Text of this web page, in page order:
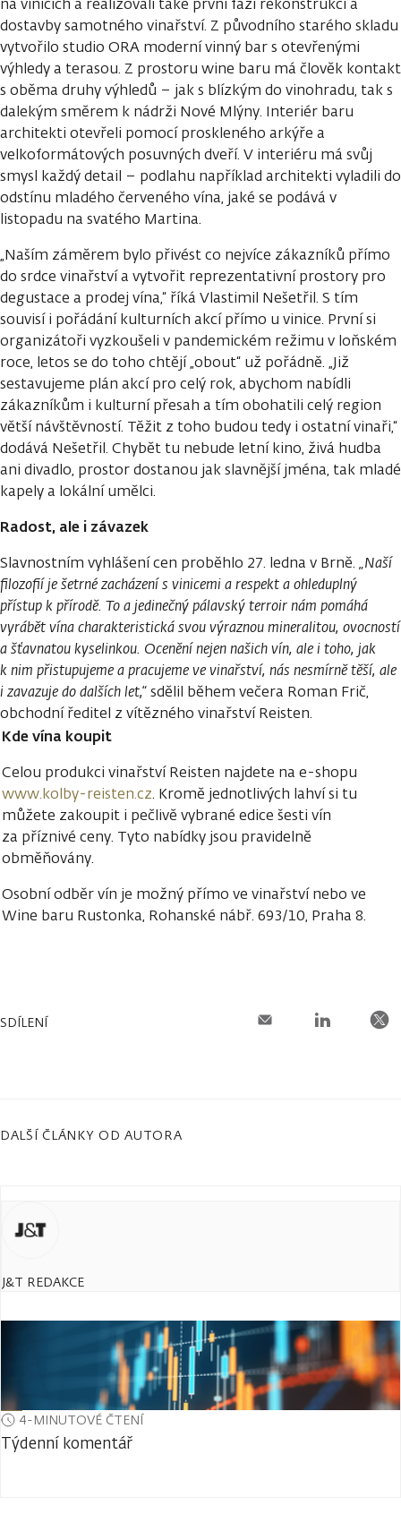
dostavby samotného vinařství. Z původního starého skladu
vytvořilo studio ORA moderní vinný bar s otevřenými
výhledy a terasou. Z prostoru wine baru má člověk kontakt
s oběma druhy výhledů – jak s blízkým do vinohradu, tak s
dalekým směrem k nádrži Nové Mlýny. Interiér baru
architekti otevřeli pomocí proskleného arkýře a
velkoformátových posuvných dveří. V interiéru má svůj
smysl každý detail – podlahu například architekti vyladili do
odstínu mladého červeného vína, jaké se podává v
listopadu na svatého Martina.
„Naším záměrem bylo přivést co nejvíce zákazníků přímo
do srdce vinařství a vytvořit reprezentativní prostory pro
degustace a prodej vína,“ říká Vlastimil Nešetřil. S tím
souvisí i pořádání kulturních akcí přímo u vinice. První si
organizátoři vyzkoušeli v pandemickém režimu v loňském
roce, letos se do toho chtějí „obout“ už pořádně. „Již
sestavujeme plán akcí pro celý rok, abychom nabídli
zákazníkům i kulturní přesah a tím obohatili celý region
větší návštěvností. Těžit z toho budou tedy i ostatní vinaři,“
dodává Nešetřil. Chybět tu nebude letní kino, živá hudba
ani divadlo, prostor dostanou jak slavnější jména, tak mladé
kapely a lokální umělci.
Radost, ale i závazek
Slavnostním vyhlášení cen proběhlo 27. ledna v Brně. „Naší
filozofií je šetrné zacházení s vinicemi a respekt a ohleduplný
přístup k přírodě. To a jedinečný pálavský terroir nám pomáhá
vyrábět vína charakteristická svou výraznou mineralitou, ovocností
a šťavnatou kyselinkou. Ocenění nejen našich vín, ale i toho, jak
k nim přistupujeme a pracujeme ve vinařství, nás nesmírně těší, ale
i zavazuje do dalších let,“sdělil během večera Roman Frič,
obchodní ředitel z vítězného vinařství Reisten.
Kde vína koupit
Celou produkci vinařství Reisten najdete na e-shopu
www.kolby-reisten.cz. Kromě jednotlivých lahví si tu
můžete zakoupit i pečlivě vybrané edice šesti vín
za příznivé ceny. Tyto nabídky jsou pravidelně
obměňovány.
Osobní odběr vín je možný přímo ve vinařství nebo ve
Wine baru Rustonka, Rohanské nábř. 693/10, Praha 8.
SDÍLENÍ
DALŠÍ ČLÁNKY OD AUTORA
J&T REDAKCE
4-MINUTOVÉ ČTENÍ
Týdenní komentář